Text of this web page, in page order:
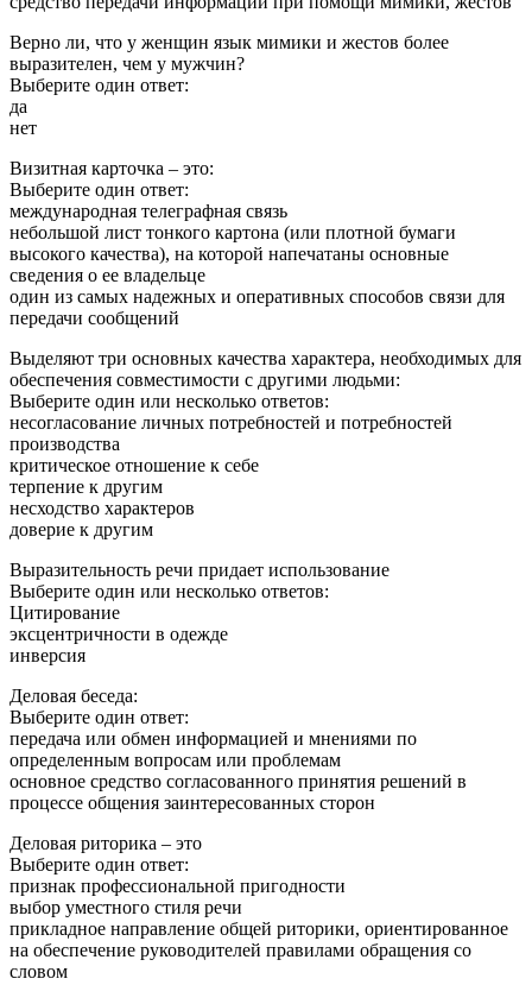
Верно ли, что у женщин язык мимики и жестов более
выразителен, чем у мужчин?
Выберите один ответ:
да
нет
Визитная карточка – это:
Выберите один ответ:
международная телеграфная связь
небольшой лист тонкого картона (или плотной бумаги
высокого качества), на которой напечатаны основные
сведения о ее владельце
один из самых надежных и оперативных способов связи для
передачи сообщений
Выделяют три основных качества характера, необходимых для
обеспечения совместимости с другими людьми:
Выберите один или несколько ответов:
несогласование личных потребностей и потребностей
производства
критическое отношение к себе
терпение к другим
несходство характеров
доверие к другим
Выразительность речи придает использование
Выберите один или несколько ответов:
Цитирование
эксцентричности в одежде
инверсия
Деловая беседа:
Выберите один ответ:
передача или обмен информацией и мнениями по
определенным вопросам или проблемам
основное средство согласованного принятия решений в
процессе общения заинтересованных сторон
Деловая риторика – это
Выберите один ответ:
признак профессиональной пригодности
выбор уместного стиля речи
прикладное направление общей риторики, ориентированное
на обеспечение руководителей правилами обращения со
словом